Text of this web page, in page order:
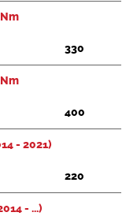
330
400
- 2021)
220
- ...)